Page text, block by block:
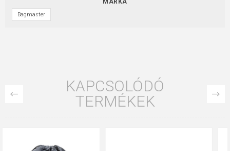
MÁRKA
Bagmaster
KAPCSOLÓDÓ
TERMÉKEK